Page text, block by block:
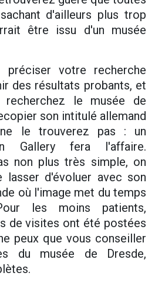
d'ailleurs plus trop
être issu d'un musée
préciser votre recherche
des résultats probants, et
le musée de
son intitulé allemand
le trouverez pas : un
Gallery fera l'affaire.
non plus très simple, on
lasser d'évoluer avec son
où l'image met du temps
les moins patients,
de visites ont été postées
peux que vous conseiller
du musée de Dresde,